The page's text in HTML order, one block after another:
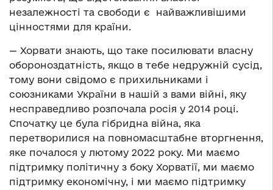
незалежності та свободи є найважливішими
цінностями для країни.
— Хорвати знають, що таке посилювати власну
обороноздатність, якщо в тебе недружній сусід,
тому вони свідомо є прихильниками і
союзниками України в нашій з вами війні, яку
несправедливо розпочала росія у 2014 році.
Спочатку це була гібридна війна, яка
перетворилися на повномасштабне вторгнення,
яке почалося у лютому 2022 року. Ми маємо
підтримку політичну з боку Хорватії, ми маємо
підтримку економічну, і ми маємо підтримку